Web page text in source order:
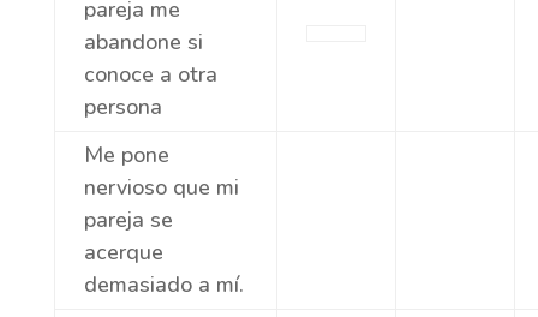
pareja me
abandone si
conoce a otra
persona
Me pone
nervioso que mi
pareja se
acerque
demasiado a mí.